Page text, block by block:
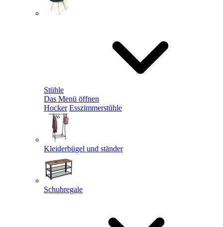
Stühle
Das Menü öffnen
Hocker Esszimmerstühle
Kleiderbügel und ständer
Schuhregale